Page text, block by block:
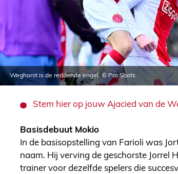
Weghorst is de reddende engel. © Pro Shots
Stem hier op jouw Ajacied van de
Basisdebuut Mokio
In de basisopstelling van Farioli was
naam. Hij verving de geschorste Jorrel
trainer voor dezelfde spelers die